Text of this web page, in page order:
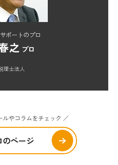
ポートのプロ
之 プロ
理士法人
ルやコラムをチェック ／
のページ